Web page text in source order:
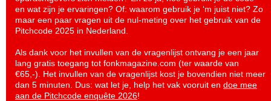
en wat zijn je ervaringen? Of: waarom gebruik je ‘m juist niet? Zo
maar een paar vragen uit de nul-meting over het gebruik van de
Pitchcode 2025 in Nederland.
Als dank voor het invullen van de vragenlijst ontvang je een jaar
lang gratis toegang tot fonkmagazine.com (ter waarde van
€65,-). Het invullen van de vragenlijst kost je bovendien niet meer
dan 5 minuten. Dus: wat let je, help het vak vooruit en doe mee
aan de Pitchcode enquête 2026!